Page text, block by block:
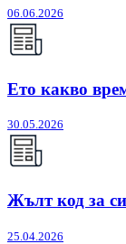
06.06.2026
Ето какво
30.05.2026
Жълт код за
25.04.2026